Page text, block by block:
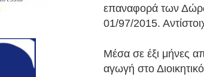
επαναφορά των
01/97/2015.
Μέσα σε έξι μήνες
αγωγή στο